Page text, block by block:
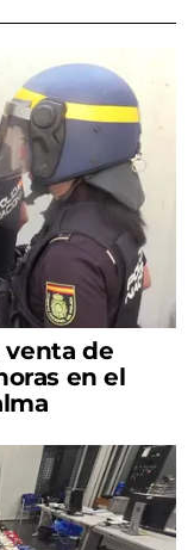
de
en el